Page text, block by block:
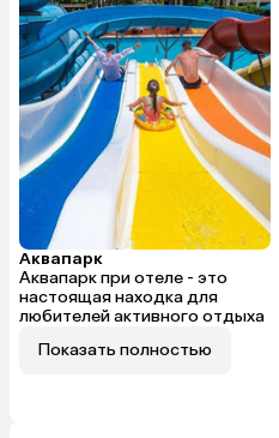
Аквапарк
Аквапарк при отеле - это
настоящая находка для
любителей активного отдыха
Показать полностью